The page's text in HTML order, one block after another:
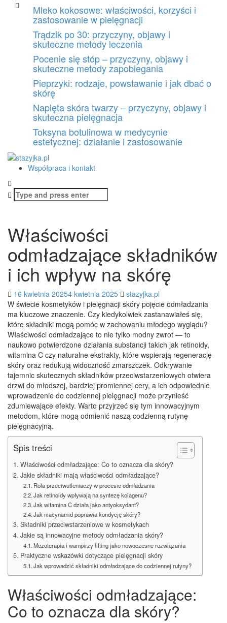
Mleko kokosowe: właściwości, korzyści i
zastosowanie w pielęgnacji
Trądzik po 30: przyczyny, objawy i
skuteczne metody leczenia
Pocenie się stóp – przyczyny, objawy i
skuteczne metody zapobiegania
Pieprzyki: rodzaje, powstawanie i jak dbać o
skórę
Napięta skóra twarzy – przyczyny, objawy i
skuteczna pielęgnacja
Toksyna botulinowa w medycynie
estetycznej: działanie i zastosowanie
Współpraca i kontakt
Search
for:
Właściwości
odmładzające składników
i ich wpływ na skórę
16 kwietnia 20254 kwietnia 2025
stazyjka.pl
W świecie kosmetyków i pielęgnacji skóry pojęcie odmładzania
ma kluczowe znaczenie. Czy kiedykolwiek zastanawiałeś się,
które składniki mogą pomóc w zachowaniu młodego wyglądu?
Właściwości odmładzające to nie tylko modny zwrot — to
naukowo potwierdzone działania substancji takich jak retinoidy,
witamina C czy naturalne ekstrakty, które wspierają regenerację
skóry oraz redukują widoczność zmarszczek. Odkrywanie
tajemnic skutecznych składników przeciwstarzeniowych otwiera
drzwi do młodszej, bardziej promiennej cery, a ich odpowiednie
wprowadzenie do codziennej pielęgnacji może przynieść
zdumiewające efekty. Warto przyjrzeć się tym innowacyjnym
metodom, które mogą odmienić naszą codzienną rutynę
pielęgnacyjną.
Spis treści
Właściwości odmładzające: Co to oznacza dla skóry?
Jakie składniki mają właściwości odmładzające?
Rola przeciwutleniaczy w procesie odmładzania
Jak retinoidy wpływają na syntezę kolagenu?
Jak witamina C działa jako antyoksydant?
Jak niacynamid poprawia kondycję skóry?
Składniki przeciwstarzeniowe w kosmetykach
Jakie są innowacyjne metody odmładzania skóry?
Mezoterapia i wampirzy lifting jako nowoczesne rozwiązania
Praktyczne wskazówki dotyczące pielęgnacji skóry
Jak wprowadzić składniki odmładzające do codziennej rutyny?
Właściwości odmładzające:
Co to oznacza dla skóry?